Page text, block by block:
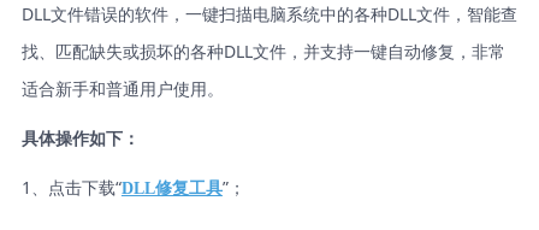
DLL文件错误的软件，一键扫描电脑系统中的各种DLL文件，智能查
找、匹配缺失或损坏的各种DLL文件，并支持一键自动修复，非常
适合新手和普通用户使用。
具体操作如下：
1、点击下载“DLL修复工具”；